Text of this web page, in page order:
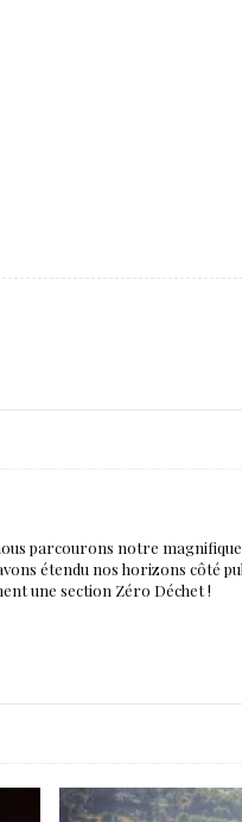
parcourons notre
étendu nos horizons côté
une section Zéro Déchet !